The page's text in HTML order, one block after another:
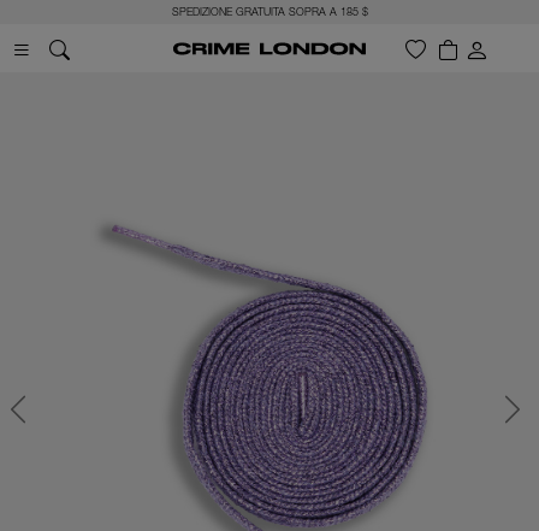
SPEDIZIONE GRATUITA SOPRA A 185 $
Previous Next